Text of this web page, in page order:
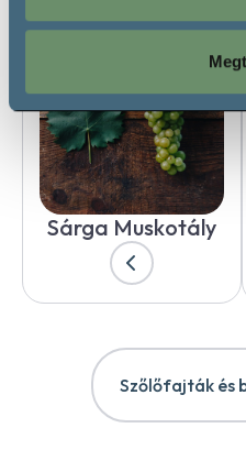
Sárga Muskotály
Szőlőfajták és